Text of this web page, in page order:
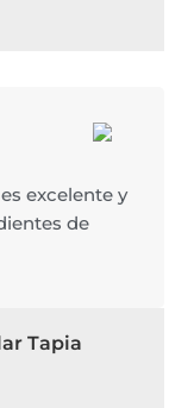
excelente y
de
Tapia